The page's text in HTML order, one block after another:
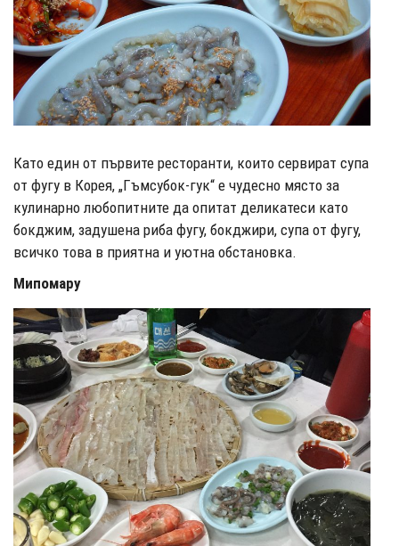
Като един от първите ресторанти, които сервират супа
от фугу в Корея, „Гъмсубок-гук“ е чудесно място за
кулинарно любопитните да опитат деликатеси като
бокджим, задушена риба фугу, бокджири, супа от фугу,
всичко това в приятна и уютна обстановка.
Мипомару